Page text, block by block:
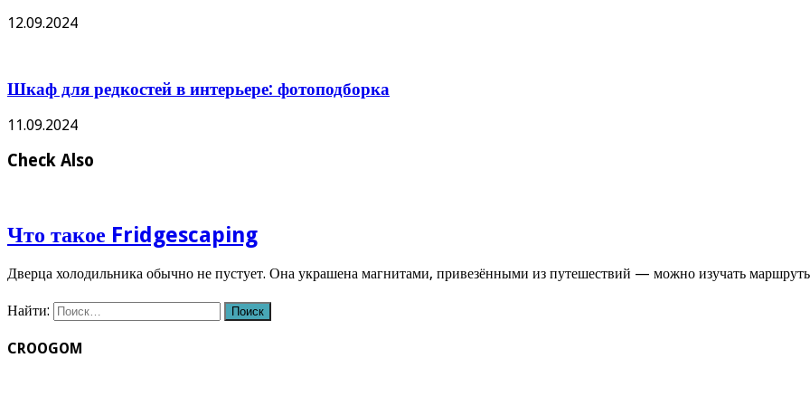
12.09.2024
Шкаф для редкостей в интерьере: фотоподборка
11.09.2024
Check Also
Что такое Fridgescaping
Дверца холодильника обычно не пустует. Она украшена магнитами, привезёнными из путешествий — можно изучать
Найти:
CROOGOM